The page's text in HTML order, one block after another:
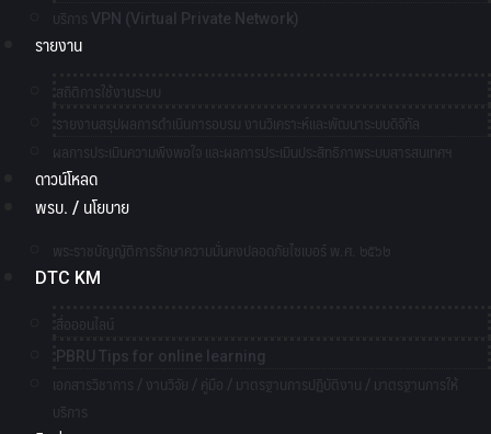
บริการ VPN (Virtual Private Network)
รายงาน
สถิติการใช้งานระบบ
รายงานสรุปผลการดำเนินการอบรม งานวิเคราะห์และพัฒนาระบบดิจิทัล
ผลการประเมินความพึงพอใจ และผลการประเมินประสิทธิภาพระบบสารสนเทศฯ
ดาวน์โหลด
พรบ. / นโยบาย
พระราชบัญญัติการรักษาความมั่นคงปลอดภัยไซเบอร์ พ.ศ. ๒๕๖๒
DTC KM
สื่อออนไลน์
PBRU Tips for online learning
เอกสารวิชาการ / งานวิจัย / คู่มือ / มาตรฐานการปฏิบัติงาน / มาตรฐานการให้
บริการ